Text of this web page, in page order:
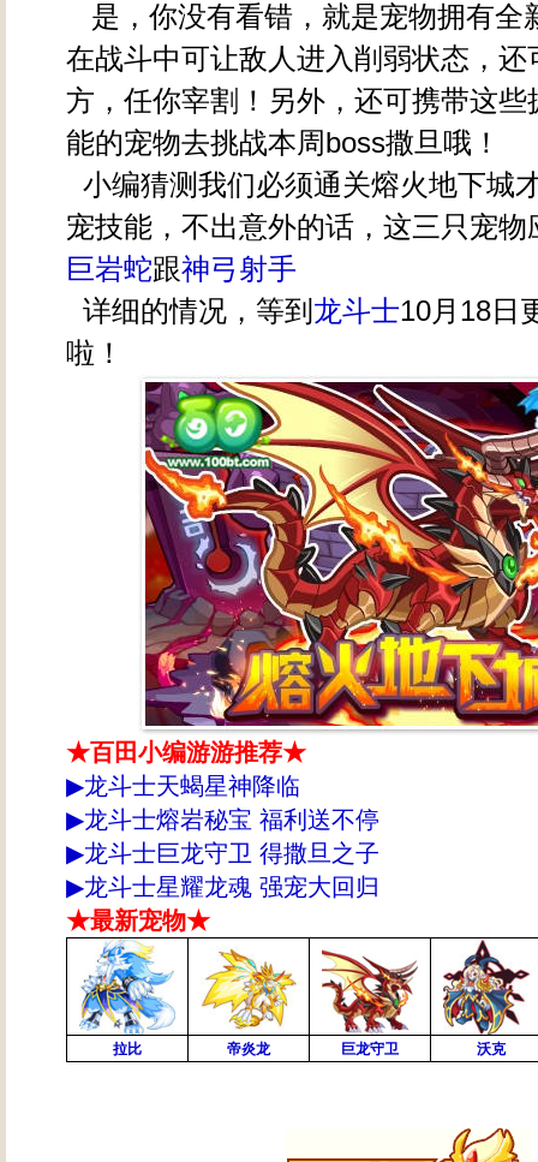
是，你没有看错，就是宠物拥有全
在战斗中可让敌人进入削弱状态，还
方，任你宰割！另外，还可携带这些
能的宠物去挑战本周boss撒旦哦！
小编猜测我们必须通关熔火地下城
宠技能，不出意外的话，这三只宠物
巨岩蛇跟神弓射手
详细的情况，等到 龙斗士10月18日
啦！
★百田小编游游推荐★
▶龙斗士天蝎星神降临
▶龙斗士熔岩秘宝 福利送不停
▶龙斗士巨龙守卫 得撒旦之子
▶龙斗士星耀龙魂 强宠大回归
★最新宠物★
拉比 帝炎龙 巨龙守卫 沃克